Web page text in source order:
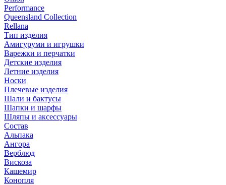
Performance
Queensland Collection
Rellana
Тип изделия
Амигуруми и игрушки
Варежки и перчатки
Детские изделия
Летние изделия
Носки
Плечевые изделия
Шали и бактусы
Шапки и шарфы
Шляпы и аксессуары
Состав
Альпака
Ангора
Верблюд
Вискоза
Кашемир
Конопля